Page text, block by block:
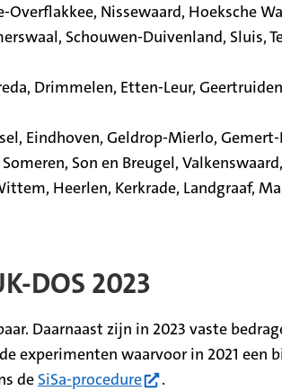
Nissewaard, Hoeksche
Schouwen-Duivenland, Sluis,
Drimmelen, Etten-Leur,
Eindhoven, Geldrop-Mierlo,
Son en Breugel,
Heerlen, Kerkrade, Landgraaf,
DOS 2023
Daarnaast zijn in 2023 vaste
experimenten waarvoor in 2021 een
de SiSa-procedure(opent in nieuw
.